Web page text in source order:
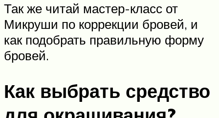
Так же читай мастер-класс от
Микруши по коррекции бровей, и
как подобрать правильную форму
бровей.
Как выбрать средство